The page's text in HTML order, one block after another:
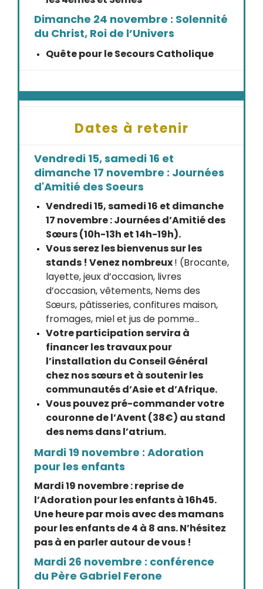
Dimanche 24 novembre : Solennité
du Christ, Roi de l’Univers
Quête pour le Secours Catholique
Dates à retenir
Vendredi 15, samedi 16 et
dimanche 17 novembre : Journées
d'Amitié des Soeurs
Vendredi 15, samedi 16 et dimanche
17 novembre : Journées d’Amitié des
Sœurs (10h-13h et 14h-19h).
Vous serez les bienvenus sur les
stands ! Venez nombreux! (Brocante,
layette, jeux d’occasion, livres
d’occasion, vêtements, Nems des
Sœurs, pâtisseries, confitures maison,
fromages, miel et jus de pomme…
Votre participation servira à
financer les travaux pour
l’installation du Conseil Général
chez nos sœurs et à soutenir les
communautés d’Asie et d’Afrique.
Vous pouvez pré-commander votre
couronne de l’Avent (38€) au stand
des nems dans l’atrium.
Mardi 19 novembre : Adoration
pour les enfants
Mardi 19 novembre : reprise de
l’Adoration pour les enfants à 16h45.
Une heure par mois avec des mamans
pour les enfants de 4 à 8 ans. N’hésitez
pas à en parler autour de vous !
Mardi 26 novembre : conférence
du Père Gabriel Ferone